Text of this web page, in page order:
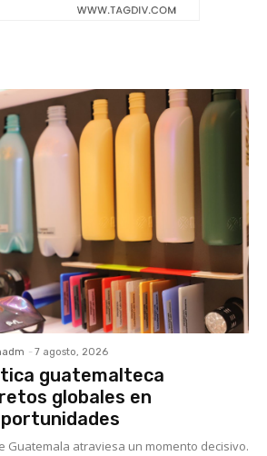
- 7 agosto, 2026
guatemalteca
globales en
Guatemala atraviesa un momento decisivo.